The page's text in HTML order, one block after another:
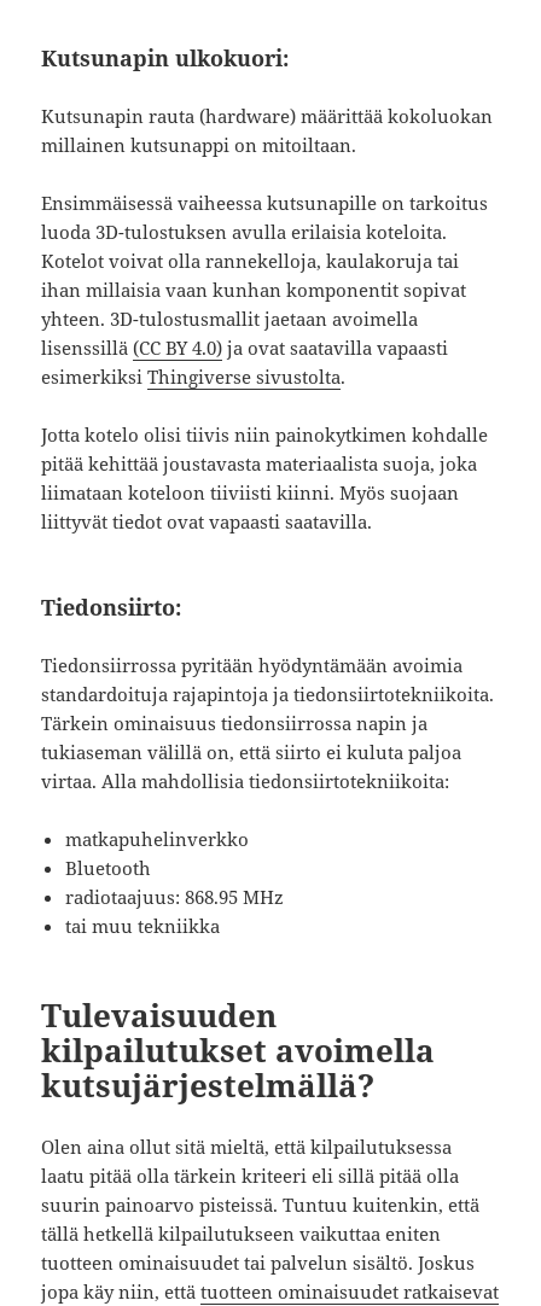
Kutsunapin ulkokuori:
Kutsunapin rauta (hardware) määrittää kokoluokan
millainen kutsunappi on mitoiltaan.
Ensimmäisessä vaiheessa kutsunapille on tarkoitus
luoda 3D-tulostuksen avulla erilaisia koteloita.
Kotelot voivat olla rannekelloja, kaulakoruja tai
ihan millaisia vaan kunhan komponentit sopivat
yhteen. 3D-tulostusmallit jaetaan avoimella
lisenssillä(CC BY 4.0) ja ovat saatavilla vapaasti
esimerkiksiThingiverse sivustolta.
Jotta kotelo olisi tiivis niin painokytkimen kohdalle
pitää kehittää joustavasta materiaalista suoja, joka
liimataan koteloon tiiviisti kiinni. Myös suojaan
liittyvät tiedot ovat vapaasti saatavilla.
Tiedonsiirto:
Tiedonsiirrossa pyritään hyödyntämään avoimia
standardoituja rajapintoja ja tiedonsiirtotekniikoita.
Tärkein ominaisuus tiedonsiirrossa napin ja
tukiaseman välillä on, että siirto ei kuluta paljoa
virtaa. Alla mahdollisia tiedonsiirtotekniikoita:
matkapuhelinverkko
Bluetooth
radiotaajuus: 868.95 MHz
tai muu tekniikka
Tulevaisuuden
kilpailutukset avoimella
kutsujärjestelmällä?
Olen aina ollut sitä mieltä, että kilpailutuksessa
laatu pitää olla tärkein kriteeri eli sillä pitää olla
suurin painoarvo pisteissä. Tuntuu kuitenkin, että
tällä hetkellä kilpailutukseen vaikuttaa eniten
tuotteen ominaisuudet tai palvelun sisältö. Joskus
jopa käy niin, ettätuotteen ominaisuudet ratkaisevat